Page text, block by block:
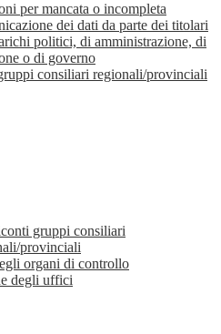
per mancata o incompleta
dei dati da parte dei titolari
politici, di amministrazione, di
o di governo
consiliari regionali/provinciali
gruppi consiliari
provinciali
organi di controllo
degli uffici